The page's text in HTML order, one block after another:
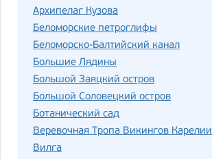
Архипелаг Кузова
Беломорские петроглифы
Беломорско-Балтийский канал
Большие Лядины
Большой Заяцкий остров
Большой Соловецкий остров
Ботанический сад
Веревочная Тропа Викингов Карелии
Вилга